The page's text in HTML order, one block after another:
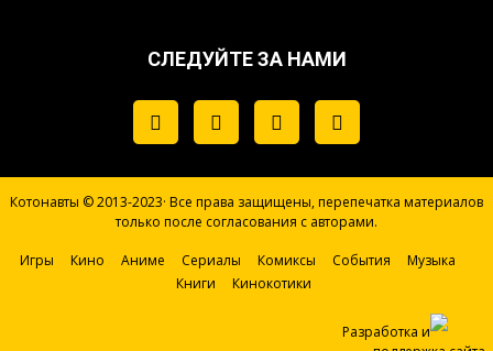
СЛЕДУЙТЕ ЗА НАМИ
Котонавты © 2013-2023· Все права защищены, перепечатка материалов
только после согласования с авторами.
Игры Кино Аниме Сериалы Комиксы События
Музыка
Книги
Кинокотики
Разработка и